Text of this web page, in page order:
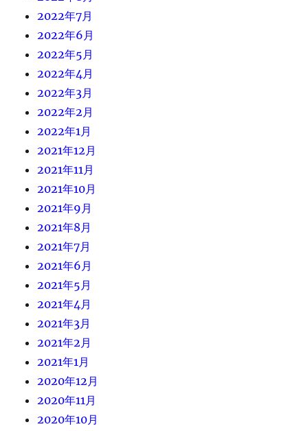
2022年7月
2022年6月
2022年5月
2022年4月
2022年3月
2022年2月
2022年1月
2021年12月
2021年11月
2021年10月
2021年9月
2021年8月
2021年7月
2021年6月
2021年5月
2021年4月
2021年3月
2021年2月
2021年1月
2020年12月
2020年11月
2020年10月